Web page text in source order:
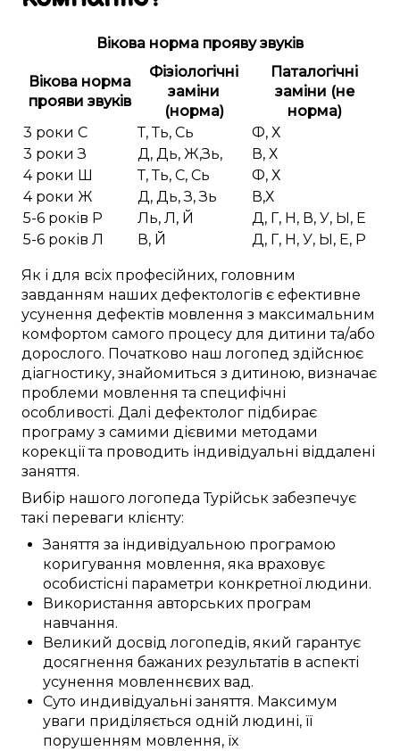
Вікова норма прояву звуків
Вікова норма
прояви звуків
Фізіологічні
заміни
(норма)
Паталогічні
заміни (не
норма)
3 роки С
Т, Ть, Сь
Ф, Х
3 роки З
Д, Дь, Ж,Зь,
В, Х
4 роки Ш
Т, Ть, С, Сь
Ф, Х
4 роки Ж
Д, Дь, З, Зь
В,Х
5-6 років Р
Ль, Л, Й
Д, Г, Н, В, У, Ы, Е
5-6 років Л
В, Й Д, Г, Н, У, Ы, Е, Р
Як і для всіх професійних, головним
завданням наших дефектологів є ефективне
усунення дефектів мовлення з максимальним
комфортом самого процесу для дитини та/або
дорослого. Початково наш логопед здійснює
діагностику, знайомиться з дитиною, визначає
проблеми мовлення та специфічні
особливості. Далі дефектолог підбирає
програму з самими дієвими методами
корекціїта проводить індивідуальні віддалені
заняття.
Вибір нашого логопедаТурійськ забезпечує
такі переваги клієнту:
Заняття за індивідуальною програмою
коригування мовлення, яка враховує
особистісні параметри конкретноїлюдини.
Використання авторських програм
навчання.
Великий досвідлогопедів, який гарантує
досягнення бажаних результатів в аспекті
усунення мовленнєвих вад.
Суто индивідуальні заняття. Максимум
уваги приділяється одній людині, її
порушенням мовлення, їх